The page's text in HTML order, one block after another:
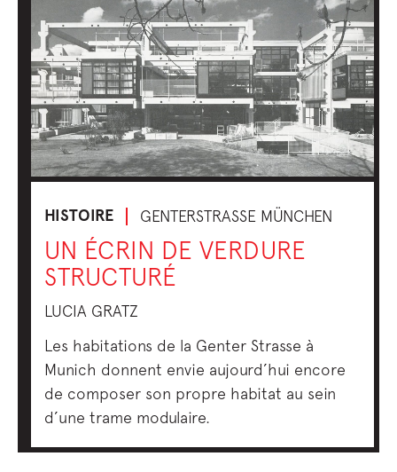
HISTOIRE GENTERSTRASSE MÜNCHEN
UN ÉCRIN DE VERDURE
STRUCTURÉ
LUCIA GRATZ
Les habitations de la Genter Strasse à
Munich donnent envie aujourd’hui encore
de composer son propre habitat au sein
d’une trame modulaire.